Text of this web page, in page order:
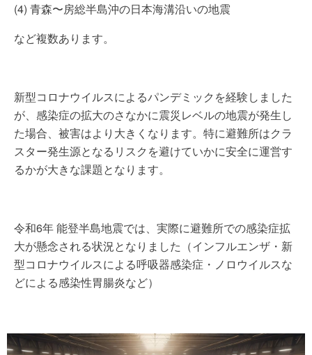
(4) 青森〜房総半島沖の日本海溝沿いの地震
など複数あります。
新型コロナウイルスによるパンデミックを経験しました
が、感染症の拡大のさなかに震災レベルの地震が発生し
た場合、被害はより大きくなります。特に避難所はクラ
スター発生源となるリスクを避けていかに安全に運営す
るかが大きな課題となります。
令和6年 能登半島地震では、実際に避難所での感染症拡
大が懸念される状況となりました（インフルエンザ・新
型コロナウイルスによる呼吸器感染症・ノロウイルスな
どによる感染性胃腸炎など）